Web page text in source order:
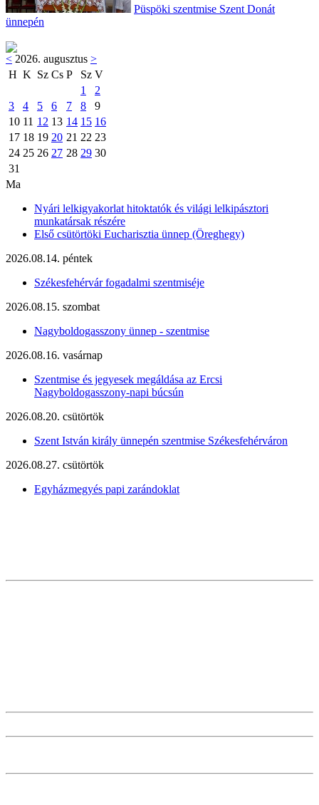
Püspöki szentmise Szent Donát
ünnepén
< 2026. augusztus >
H K Sz Cs P Sz V
1
2
3
4 5 6 7 8
9
10 11 12 13 14 15 16
17 18 19 20 21 22 23
24 25 26 27 28 29 30
31
Ma
Nyári lelkigyakorlat hitoktatók és világi lelkipásztori
munkatársak részére
Első csütörtöki Eucharisztia ünnep (Öreghegy)
2026.08.14. péntek
Székesfehérvár fogadalmi szentmiséje
2026.08.15. szombat
Nagyboldogasszony ünnep - szentmise
2026.08.16. vasárnap
Szentmise és jegyesek megáldása az Ercsi
Nagyboldogasszony-napi búcsún
2026.08.20. csütörtök
Szent István király ünnepén szentmise Székesfehérváron
2026.08.27. csütörtök
Egyházmegyés papi zarándoklat